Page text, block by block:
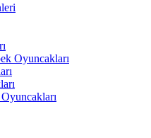
Oyuncakları